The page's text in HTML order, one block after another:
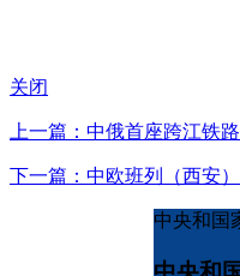
关闭
上一篇：中俄首座跨江铁
下一篇：中欧班列（西安
中央和国